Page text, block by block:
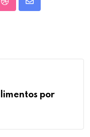
StumbleUpon
Share
por